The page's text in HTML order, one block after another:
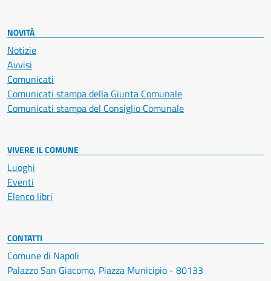
NOVITÀ
Notizie
Avvisi
Comunicati
Comunicati stampa della Giunta Comunale
Comunicati stampa del Consiglio Comunale
VIVERE IL COMUNE
Luoghi
Eventi
Elenco libri
CONTATTI
Comune di Napoli
Palazzo San Giacomo, Piazza Municipio - 80133